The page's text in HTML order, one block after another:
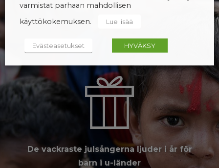
De vackraste julsångerna ljuder i år för
barn i u-länder
varmistat parhaan mahdollisen
käyttökokemuksen.
Lue lisää
Evästeasetukset HYVÄKSY